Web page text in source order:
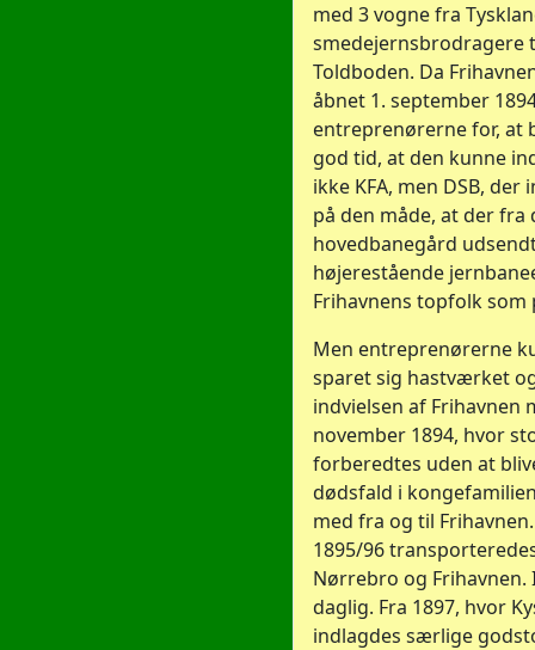
med 3 vogne fra
smedejernsbrodragere
Toldboden. Da
åbnet 1. september
entreprenørerne for, at
god tid, at den kunne
ikke KFA, men DSB,
på den måde, at der fra
hovedbanegård
højerestående
Frihavnens topfolk som
Men entreprenørerne
sparet sig hastværket
indvielsen af Frihavnen
november 1894, hvor
forberedtes uden at
dødsfald i
med fra og til
1895/96
Nørrebro og
daglig. Fra 1897, hvor
indlagdes særlige